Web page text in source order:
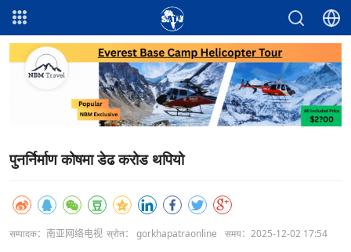
पुनर्निर्माण कोषमा डेढ करोड थपियो
सम्पादक：南亚网络电视 स्रोत： gorkhapatraonline समय：2025-12-02 17:54